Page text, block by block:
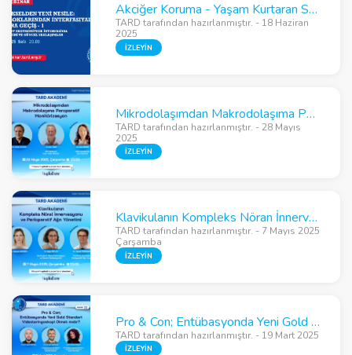
Akciğer Koruma - Yaşam Kurtaran Stratejiler
TARD tarafından hazırlanmıştır. - 18 Haziran
2025
İZLEYİN
Mikrodolaşımdan Makrodolaşıma Peroperatif Monitorizasyon
TARD tarafından hazırlanmıştır. - 28 Mayıs
2025
İZLEYİN
Klavikulanın Kompleks Nöran İnnervasyonu ve Perioperatif Ağrı Yönetimi
TARD tarafından hazırlanmıştır. - 7 Mayıs 2025
Çarşamba
İZLEYİN
Pro & Con; Entübasyonda Yeni Gold Standart Videolaringoskopi Olmalı mıdır?
TARD tarafından hazırlanmıştır. - 19 Mart 2025
İZLEYİN